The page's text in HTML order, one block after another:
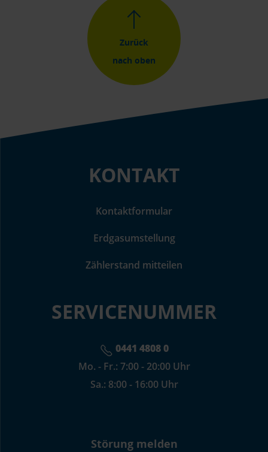
KONTAKT
Kontaktformular
Erdgasumstellung
Zählerstand mitteilen
SERVICENUMMER
0441 4808 0
Mo. - Fr.: 7:00 - 20:00 Uhr
Sa.: 8:00 - 16:00 Uhr
Störung melden
Zurück
nach oben